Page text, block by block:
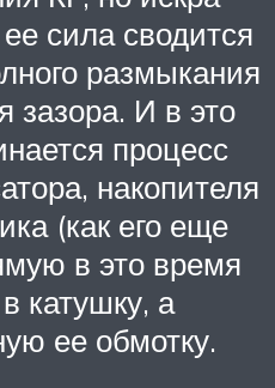
сила сводится
размыкания
зазора. И в это
процесс
накопителя
(как его еще
в это время
катушку, а
ее обмотку.